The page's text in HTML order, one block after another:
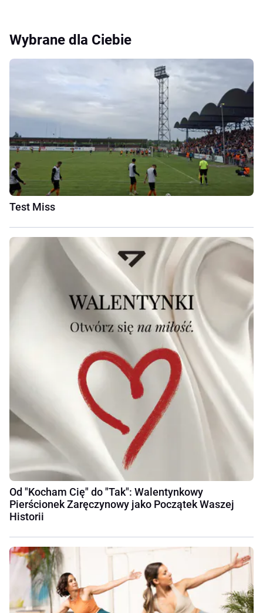
Wybrane dla Ciebie
Test Miss
Od "Kocham Cię" do "Tak": Walentynkowy
Pierścionek Zaręczynowy jako Początek Waszej
Historii